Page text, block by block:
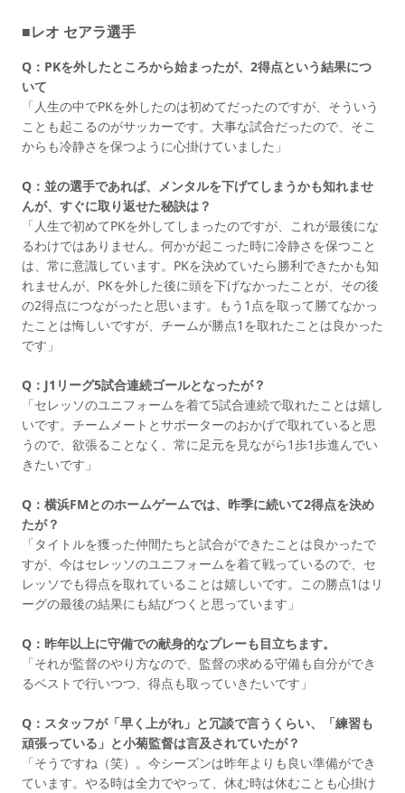
■レオ セアラ選手
Q：PKを外したところから始まったが、2得点という結果につ
いて
「人生の中でPKを外したのは初めてだったのですが、そういう
ことも起こるのがサッカーです。大事な試合だったので、そこ
からも冷静さを保つように心掛けていました」
Q：並の選手であれば、メンタルを下げてしまうかも知れませ
んが、すぐに取り返せた秘訣は？
「人生で初めてPKを外してしまったのですが、これが最後にな
るわけではありません。何かが起こった時に冷静さを保つこと
は、常に意識しています。PKを決めていたら勝利できたかも知
れませんが、PKを外した後に頭を下げなかったことが、その後
の2得点につながったと思います。もう1点を取って勝てなかっ
たことは悔しいですが、チームが勝点1を取れたことは良かった
です」
Q：J1リーグ5試合連続ゴールとなったが？
「セレッソのユニフォームを着て5試合連続で取れたことは嬉し
いです。チームメートとサポーターのおかげで取れていると思
うので、欲張ることなく、常に足元を見ながら1歩1歩進んでい
きたいです」
Q：横浜FMとのホームゲームでは、昨季に続いて2得点を決め
たが？
「タイトルを獲った仲間たちと試合ができたことは良かったで
すが、今はセレッソのユニフォームを着て戦っているので、セ
レッソでも得点を取れていることは嬉しいです。この勝点1はリ
ーグの最後の結果にも結びつくと思っています」
Q：昨年以上に守備での献身的なプレーも目立ちます。
「それが監督のやり方なので、監督の求める守備も自分ができ
るベストで行いつつ、得点も取っていきたいです」
Q：スタッフが「早く上がれ」と冗談で言うくらい、「練習も
頑張っている」と小菊監督は言及されていたが？
「そうですね（笑）。今シーズンは昨年よりも良い準備ができ
ています。やる時は全力でやって、休む時は休むことも心掛け